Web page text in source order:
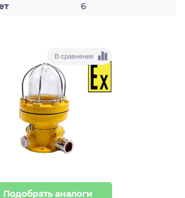
6
В сравнение
Подобрать аналоги